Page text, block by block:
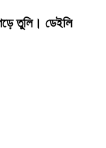
তুলি। ডেইলি